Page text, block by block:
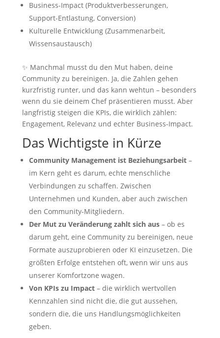
Business-Impact (Produktverbesserungen,
Support-Entlastung, Conversion)
Kulturelle Entwicklung (Zusammenarbeit,
Wissensaustausch)
✨ Manchmal musst du den Mut haben, deine
Community zu bereinigen. Ja, die Zahlen gehen
kurzfristig runter, und das kann wehtun – besonders
wenn du sie deinem Chef präsentieren musst. Aber
langfristig steigen die KPIs, die wirklich zählen:
Engagement, Relevanz und echter Business-Impact.
Das Wichtigste in Kürze
Community Management ist Beziehungsarbeit–
im Kern geht es darum, echte menschliche
Verbindungen zu schaffen. Zwischen
Unternehmen und Kunden, aber auch zwischen
den Community-Mitgliedern.
Der Mut zu Veränderung zahlt sich aus– ob es
darum geht, eine Community zu bereinigen, neue
Formate auszuprobieren oder KI einzusetzen. Die
größten Erfolge entstehen oft, wenn wir uns aus
unserer Komfortzone wagen.
Von KPIs zu Impact– die wirklich wertvollen
Kennzahlen sind nicht die, die gut aussehen,
sondern die, die uns Handlungsmöglichkeiten
geben.